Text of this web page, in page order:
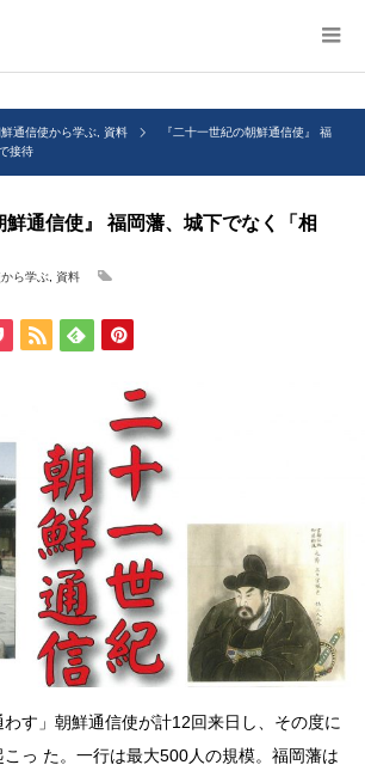
通信使から学ぶ 資料
『二十一世紀の朝鮮通信使』 福
接待
鮮通信使』 福岡藩、城下でなく「相
ら学ぶ 資料
す」朝鮮通信使が計12回来日し、その度に
っ た。一行は最大500人の規模。福岡藩は